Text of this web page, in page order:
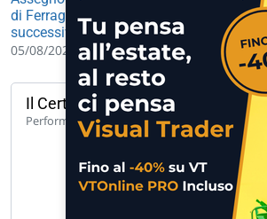
di Ferragosto: ecco le date e il calendario
successivi
05/08/2026 07:00
Il Certificato del giorno
Performance 1 anno 104,64%
UCH CW CALL UNICREDIT 50 A